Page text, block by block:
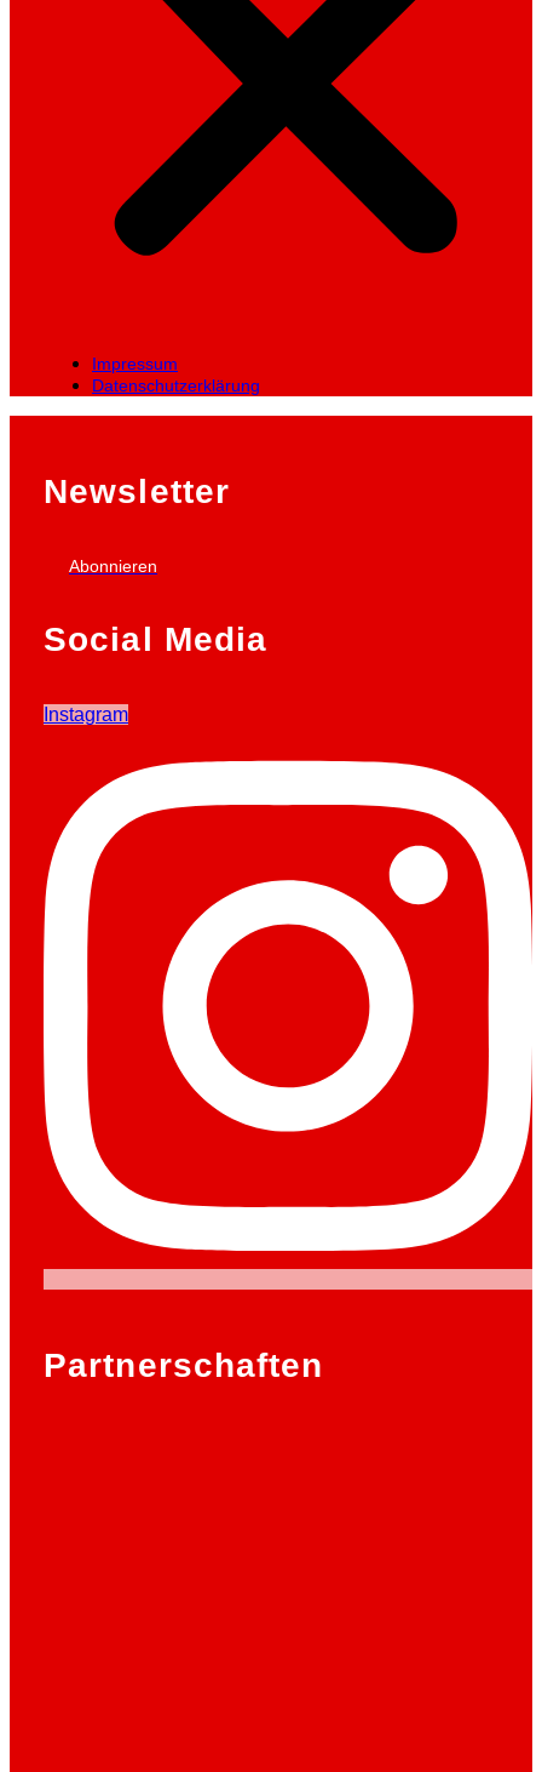
Impressum
Datenschutzerklärung
Newsletter
Abonnieren
Social Media
Instagram
Partnerschaften